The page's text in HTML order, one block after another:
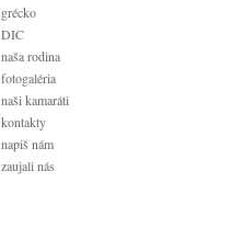
grécko
DIC
naša rodina
fotogaléria
naši kamaráti
kontakty
napiš nám
zaujali nás